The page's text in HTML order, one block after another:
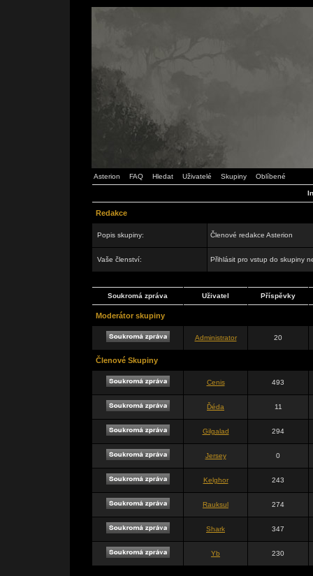
Asterion FAQ Hledat Uživatelé Skupiny Oblíbené
Redakce
Popis skupiny: Členové redakce Asterion
Vaše členství: Přihlásit pro vstup do skupiny
Soukromá zpráva Uživatel Příspěvky
Moderátor skupiny
Administrator 20
Členové Skupiny
Cenis 493
Ďéda 11
Gilgalad 294
Jersey 0
Kelghor 243
Rauksul 274
Shark 347
Yb 230